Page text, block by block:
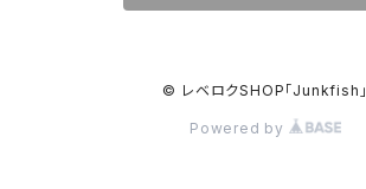
© レベロクSHOP「Junkfish｣
Powered by